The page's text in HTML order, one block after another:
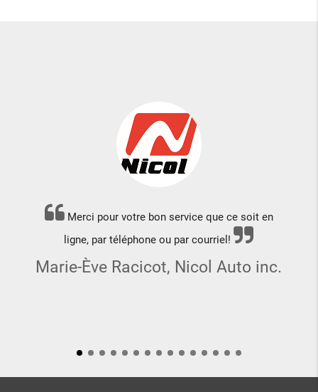
Merci pour votre bon service que ce soit en
ligne, par téléphone ou par courriel!
Marie-Ève Racicot, Nicol Auto inc.